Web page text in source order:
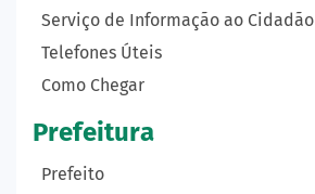
Serviço de Informação ao Cidadão
Telefones Úteis
Como Chegar
Prefeitura
Prefeito